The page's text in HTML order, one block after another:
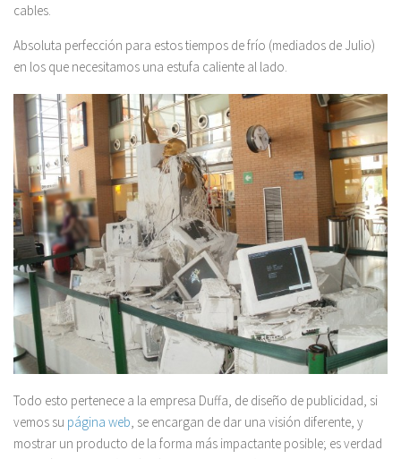
cables.
Absoluta perfección para estos tiempos de frío (mediados de Julio)
en los que necesitamos una estufa caliente al lado.
Todo esto pertenece a la empresa Duffa, de diseño de publicidad, si
vemos su página web, se encargan de dar una visión diferente, y
mostrar un producto de la forma más impactante posible; es verdad